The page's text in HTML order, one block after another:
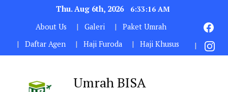
Thu. Aug 6th, 2026
6:33:17 AM
About Us
Galeri
Paket Umrah
Daftar Agen
Haji Furoda Haji Khusus
Umrah BISA